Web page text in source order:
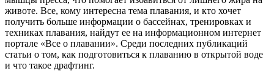
животе. Все, кому интересна тема плавания, и кто хочет
получить больше информации о бассейнах, тренировках и
техниках плавания, найдут ее на информационном интернет
портале «Все о плавании». Среди последних публикаций
статьи о том, как подготовиться к плаванию в открытой воде
и что такое драфтинг.